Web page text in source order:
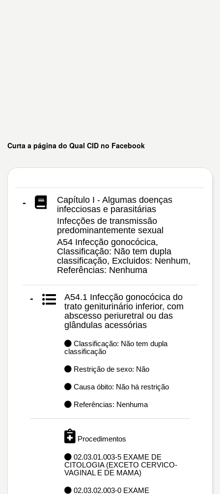
Curta a página do Qual CID no Facebook
-
Capítulo I - Algumas doenças
infecciosas e parasitárias
Infecções de transmissão
predominantemente sexual
A54 Infecção gonocócica,
Classificação: Não tem dupla
classificação, Excluidos: Nenhum,
Referências: Nenhuma
-
A54.1 Infecção gonocócica do
trato geniturinário inferior, com
abscesso periuretral ou das
glândulas acessórias
Classificação: Não tem dupla
classificação
Restrição de sexo: Não
Causa óbito: Não há restrição
Referências: Nenhuma
Procedimentos
02.03.01.003-5 EXAME DE
CITOLOGIA (EXCETO CERVICO-
VAGINAL E DE MAMA)
02.03.02.003-0 EXAME